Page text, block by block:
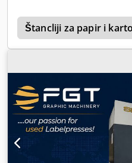
Štancliji za papir i